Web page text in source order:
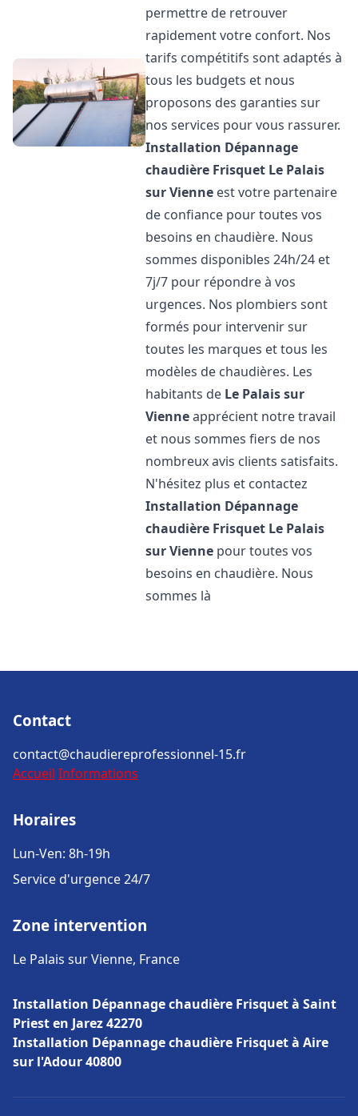
permettre de retrouver
rapidement votre confort. Nos
tarifs compétitifs sont adaptés à
tous les budgets et nous
proposons des garanties sur
nos services pour vous rassurer.
Installation Dépannage
chaudière Frisquet Le Palais
sur Vienne est votre partenaire
de confiance pour toutes vos
besoins en chaudière. Nous
sommes disponibles 24h/24 et
7j/7 pour répondre à vos
urgences. Nos plombiers sont
formés pour intervenir sur
toutes les marques et tous les
modèles de chaudières. Les
habitants de Le Palais sur
Vienneapprécient notre travail
et nous sommes fiers de nos
nombreux avis clients satisfaits.
N'hésitez plus et contactez
Installation Dépannage
chaudière Frisquet Le Palais
sur Vienne pour toutes vos
besoins en chaudière. Nous
sommes là
Contact
contact@chaudiereprofessionnel-15.fr
Accueil Informations
Horaires
Lun-Ven: 8h-19h
Service d'urgence 24/7
Zone intervention
Le Palais sur Vienne, France
Installation Dépannage chaudière Frisquet à Saint
Priest en Jarez 42270
Installation Dépannage chaudière Frisquet à Aire
sur l'Adour 40800